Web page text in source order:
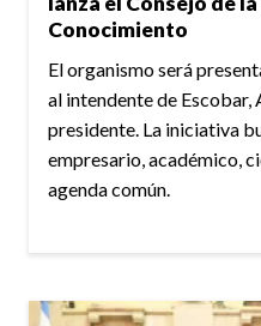
Conocimiento
El organismo será
al intendente de Escobar,
presidente. La iniciativa
empresario, académico,
agenda común.